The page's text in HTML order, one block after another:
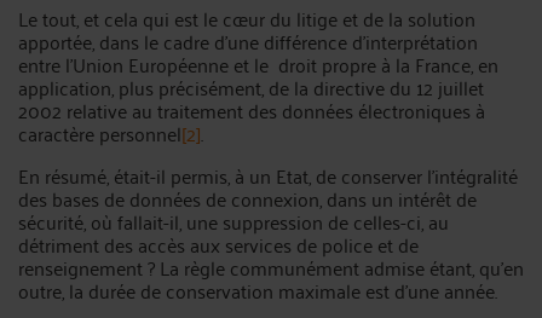
Le tout, et cela qui est le cœur du litige et de la solution
apportée, dans le cadre d'une différence d'interprétation
entre l'Union Européenne et le droit propre à la France, en
application, plus précisément, de la directive du 12 juillet
2002 relative au traitement des données électroniques à
caractère personnel[2].
En résumé, était-il permis, à un Etat, de conserver l'intégralité
des bases de données de connexion, dans un intérêt de
sécurité, où fallait-il, une suppression de celles-ci, au
détriment des accès aux services de police et de
renseignement ? La règle communément admise étant, qu'en
outre, la durée de conservation maximale est d'une année.